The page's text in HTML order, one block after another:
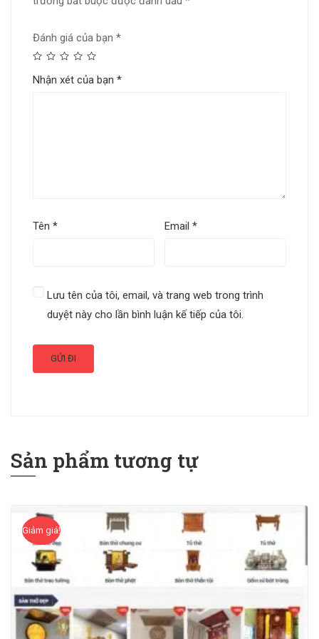
Đánh giá của bạn *
Nhận xét của bạn *
Tên * Email*
Lưu tên của tôi, email, và trang web trong trình
duyệt này cho lần bình luận kế tiếp của tôi.
Sản phẩm tương tự
Giảm giá!